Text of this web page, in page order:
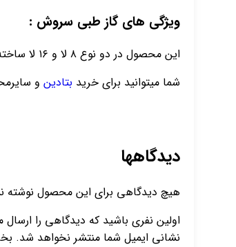
ویژگی های گاز طبی سروش :
این محصول در دو نوع ۸ لا و ۱۶ لا ساخته میشود. کیفیت خوبی داشته و در کارتن های ۲۰ بسته ای ارایه میگردد. غیر استریل و غیر حساسیت زا می باشد و با پوست بدن سازگار است.
شما میتوانید برای خرید بتادین و
دیدگاهها
هیچ دیدگاهی برای این محصول
اولین نفری باشید که دیدگاهی را ارسال می
نشانی ایمیل شما منتشر نخواهد شد.